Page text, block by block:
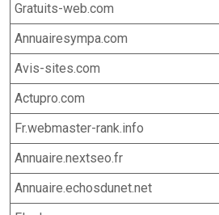
Gratuits-web.com
Annuairesympa.com
Avis-sites.com
Actupro.com
Fr.webmaster-rank.info
Annuaire.nextseo.fr
Annuaire.echosdunet.net